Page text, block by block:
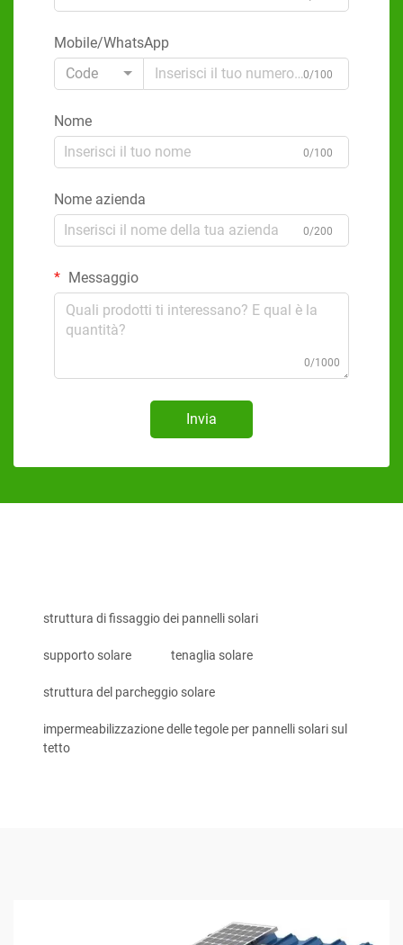
Mobile/WhatsApp
Code
0/100
Nome
0/100
Nome azienda
0/200
Messaggio
0/1000
Invia
struttura di fissaggio dei pannelli solari
supporto solare tenaglia solare
struttura del parcheggio solare
impermeabilizzazione delle tegole per pannelli solari sul
tetto